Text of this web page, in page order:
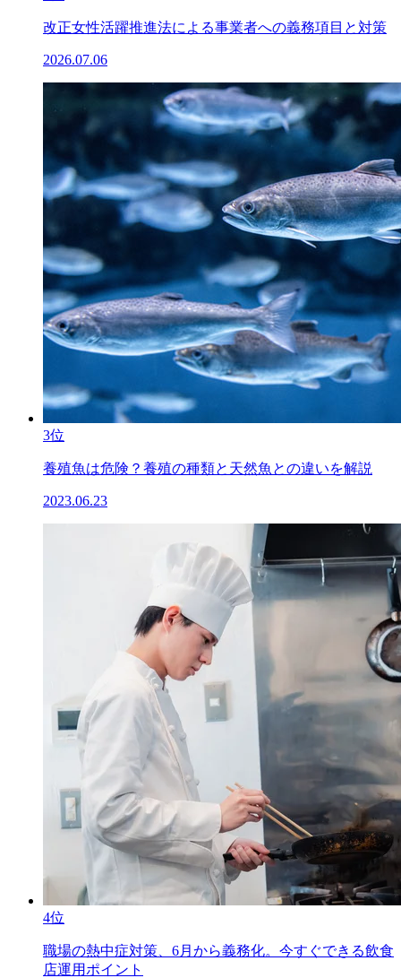
改正女性活躍推進法による事業者への義務項目と対策
2026.07.06
3位
養殖魚は危険？養殖の種類と天然魚との違いを解説
2023.06.23
4位
職場の熱中症対策、6月から義務化。今すぐできる飲食
店運用ポイント